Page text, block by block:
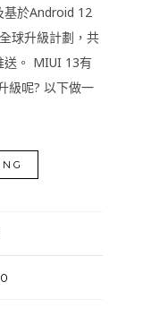
基於Android 12
球升級計劃，共
送。 MIUI 13有
級呢? 以下做一